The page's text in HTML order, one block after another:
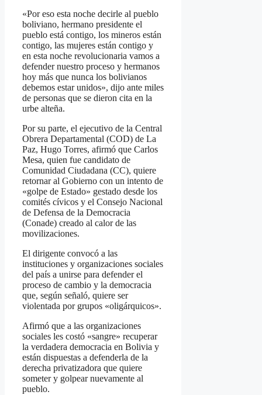
«Por eso esta noche decirle al pueblo
boliviano, hermano presidente el
pueblo está contigo, los mineros están
contigo, las mujeres están contigo y
en esta noche revolucionaria vamos a
defender nuestro proceso y hermanos
hoy más que nunca los bolivianos
debemos estar unidos», dijo ante miles
de personas que se dieron cita en la
urbe alteña.
Por su parte, el ejecutivo de la Central
Obrera Departamental (COD) de La
Paz, Hugo Torres, afirmó que Carlos
Mesa, quien fue candidato de
Comunidad Ciudadana (CC), quiere
retornar al Gobierno con un intento de
«golpe de Estado» gestado desde los
comités cívicos y el Consejo Nacional
de Defensa de la Democracia
(Conade) creado al calor de las
movilizaciones.
El dirigente convocó a las
instituciones y organizaciones sociales
del país a unirse para defender el
proceso de cambio y la democracia
que, según señaló, quiere ser
violentada por grupos «oligárquicos».
Afirmó que a las organizaciones
sociales les costó «sangre» recuperar
la verdadera democracia en Bolivia y
están dispuestas a defenderla de la
derecha privatizadora que quiere
someter y golpear nuevamente al
pueblo.